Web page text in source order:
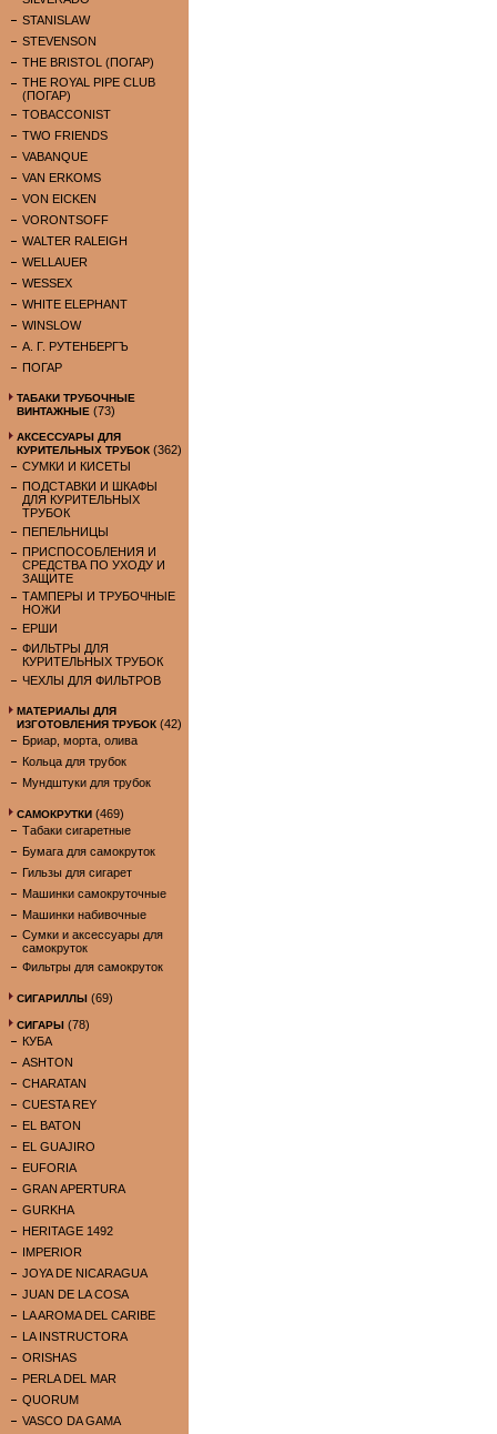
STANISLAW
STEVENSON
THE BRISTOL (ПОГАР)
THE ROYAL PIPE CLUB
(ПОГАР)
TOBACCONIST
TWO FRIENDS
VABANQUE
VAN ERKOMS
VON EICKEN
VORONTSOFF
WALTER RALEIGH
WELLAUER
WESSEX
WHITE ELEPHANT
WINSLOW
А. Г. РУТЕНБЕРГЪ
ПОГАР
ТАБАКИ ТРУБОЧНЫЕ
ВИНТАЖНЫЕ (73)
АКСЕССУАРЫ ДЛЯ
КУРИТЕЛЬНЫХ ТРУБОК (362)
СУМКИ И КИСЕТЫ
ПОДСТАВКИ И ШКАФЫ
ДЛЯ КУРИТЕЛЬНЫХ
ТРУБОК
ПЕПЕЛЬНИЦЫ
ПРИСПОСОБЛЕНИЯ И
СРЕДСТВА ПО УХОДУ И
ЗАЩИТЕ
ТАМПЕРЫ И ТРУБОЧНЫЕ
НОЖИ
ЕРШИ
ФИЛЬТРЫ ДЛЯ
КУРИТЕЛЬНЫХ ТРУБОК
ЧЕХЛЫ ДЛЯ ФИЛЬТРОВ
МАТЕРИАЛЫ ДЛЯ
ИЗГОТОВЛЕНИЯ ТРУБОК (42)
Бриар, морта, олива
Кольца для трубок
Мундштуки для трубок
САМОКРУТКИ (469)
Табаки сигаретные
Бумага для самокруток
Гильзы для сигарет
Машинки самокруточные
Машинки набивочные
Сумки и аксессуары для
самокруток
Фильтры для самокруток
СИГАРИЛЛЫ (69)
СИГАРЫ (78)
КУБА
ASHTON
CHARATAN
CUESTA REY
EL BATON
EL GUAJIRO
EUFORIA
GRAN APERTURA
GURKHA
HERITAGE 1492
IMPERIOR
JOYA DE NICARAGUA
JUAN DE LA COSA
LA AROMA DEL CARIBE
LA INSTRUCTORA
ORISHAS
PERLA DEL MAR
QUORUM
VASCO DA GAMA